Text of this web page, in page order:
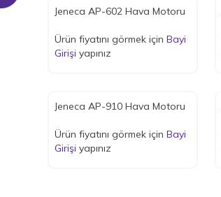
Jeneca AP-602 Hava Motoru
Ürün fiyatını görmek için Bayi
Girişi yapınız
Jeneca AP-910 Hava Motoru
Ürün fiyatını görmek için Bayi
Girişi yapınız